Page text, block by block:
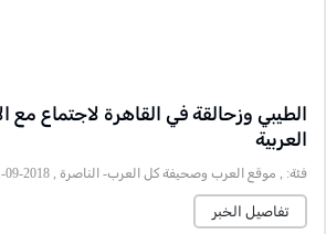
الطيبي وزحالقة في القاهرة لاجتماع مع
العربية
فئة: , موقع العرب وصحيفة كل العرب- الناصرة , 2018-09-11 00:37:40
تفاصيل الخبر